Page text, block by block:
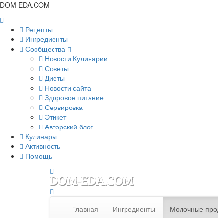
DOM-EDA.COM
Рецепты
Ингредиенты
Сообщества
Новости Кулинарии
Советы
Диеты
Новости сайта
Здоровое питание
Сервировка
Этикет
Авторский блог
Кулинары
Активность
Помощь
Главная Ингредиенты Молочные